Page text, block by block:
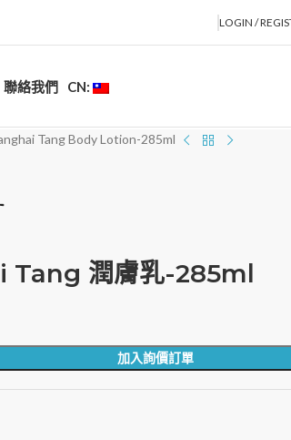
LOGIN /
聯絡我們 CN:
Tang Body Lotion-285ml
Tang 潤膚乳-285ml
加入詢價訂單